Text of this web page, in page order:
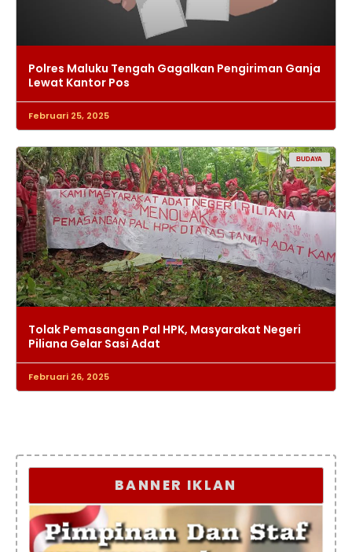
Polres Maluku Tengah Gagalkan Pengiriman Ganja
Lewat Kantor Pos
Februari 25, 2025
BUDAYA
Tolak Pemasangan Pal HPK, Masyarakat Negeri
Piliana Gelar Sasi Adat
Februari 26, 2025
BANNER IKLAN